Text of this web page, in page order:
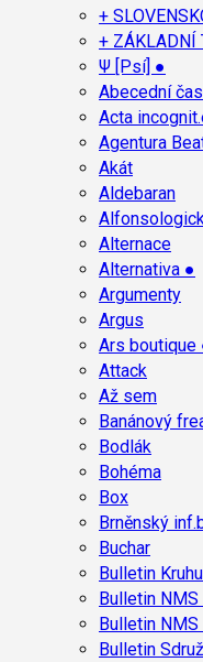
+
+ ZÁKLADNÍ
Ψ [Psí] ●
Abecední
Acta
Agentura
Akát
Aldebaran
Alternace
Alternativa ●
Argumenty
Argus
Ars boutique
Attack
Až sem
Banánový
Bodlák
Bohéma
Box
Brněnský
Buchar
Bulletin
Bulletin NMS
Bulletin
Bulletin